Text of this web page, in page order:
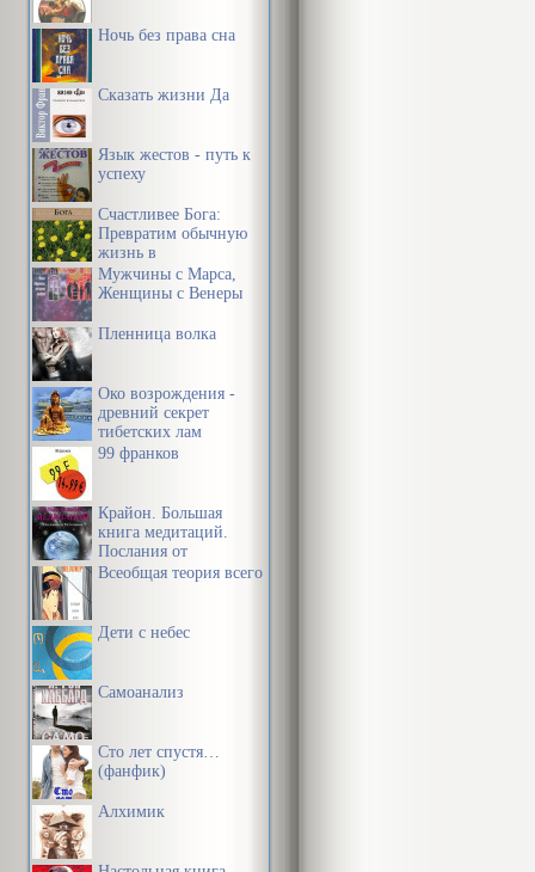
Ночь без права сна
Сказать жизни Да
Язык жестов - путь к
успеху
Счастливее Бога:
Превратим обычную
жизнь в
необыкновенное
приключение
Мужчины с Марса,
Женщины с Венеры
Пленница волка
Око возрождения -
древний секрет
тибетских лам
99 франков
Крайон. Большая
книга медитаций.
Послания от
Источника
Всеобщая теория всего
Дети с небес
Самоанализ
Сто лет спустя…
(фанфик)
Алхимик